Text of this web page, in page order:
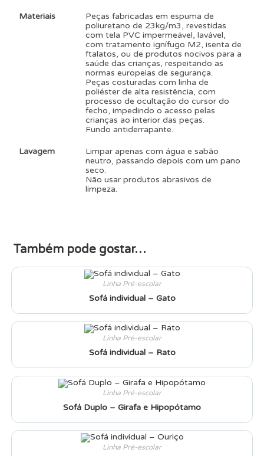
Materiais
Peças fabricadas em espuma de
poliuretano de 23kg/m3, revestidas
com tela PVC impermeável, lavável,
com tratamento ignífugo M2, isenta de
ftalatos, ou de produtos nocivos para a
saúde das crianças, respeitando as
normas europeias de segurança.
Peças costuradas com linha de
poliéster de alta resistência, com
processo de ocultação do cursor do
fecho, impedindo o acesso pelas
crianças ao interior das peças.
Fundo antiderrapante.
Lavagem
Limpar apenas com água e sabão
neutro, passando depois com um pano
seco.
Não usar produtos abrasivos de
limpeza.
Também pode gostar…
Linha Pré-escolar
Sofá individual – Gato
Linha Pré-escolar
Sofá individual – Rato
Linha Pré-escolar
Sofá Duplo – Girafa e Hipopótamo
Linha Pré-escolar